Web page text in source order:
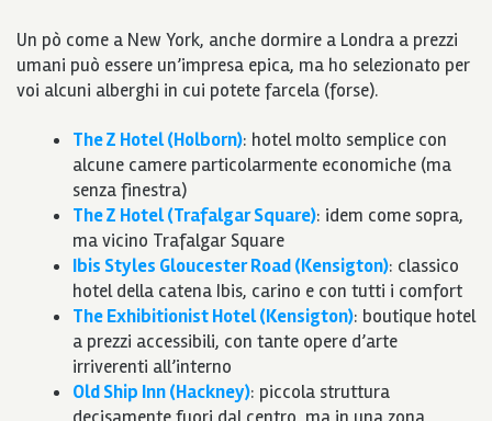
Un pò come a New York, anche dormire a Londra a prezzi
umani può essere un’impresa epica, ma ho selezionato per
voi alcuni alberghi in cui potete farcela (forse).
The Z Hotel (Holborn): hotel molto semplice con
alcune camere particolarmente economiche (ma
senza finestra)
The Z Hotel (Trafalgar Square): idem come sopra,
ma vicino Trafalgar Square
Ibis Styles Gloucester Road (Kensigton): classico
hotel della catena Ibis, carino e con tutti i comfort
The Exhibitionist Hotel (Kensigton): boutique hotel
a prezzi accessibili, con tante opere d’arte
irriverenti all’interno
Old Ship Inn (Hackney): piccola struttura